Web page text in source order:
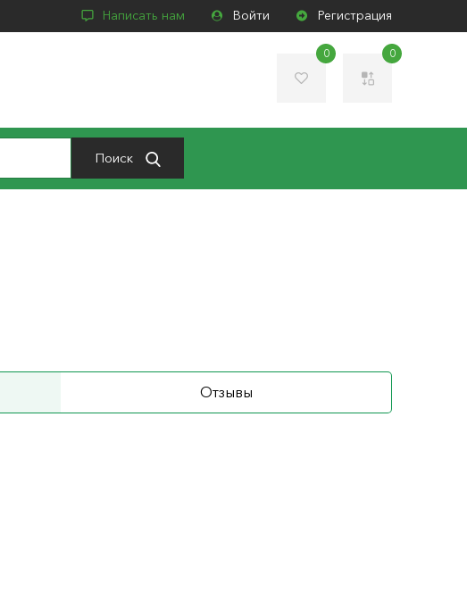
Написать нам Войти Регистрация
0 0
Поиск
Отзывы